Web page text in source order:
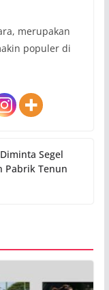
merupakan
populer di
Segel
Pabrik Tenun